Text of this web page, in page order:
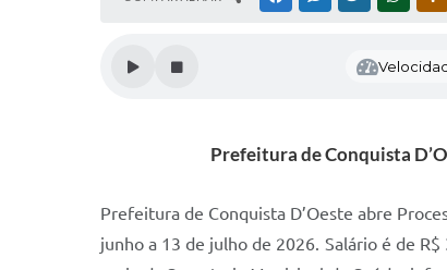
Prefeitura de Conquista
Prefeitura de Conquista D’Oeste abre
junho a 13 de julho de 2026. Salário é de